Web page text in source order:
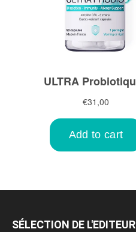
SÉLECTION DE L'EDITEUR